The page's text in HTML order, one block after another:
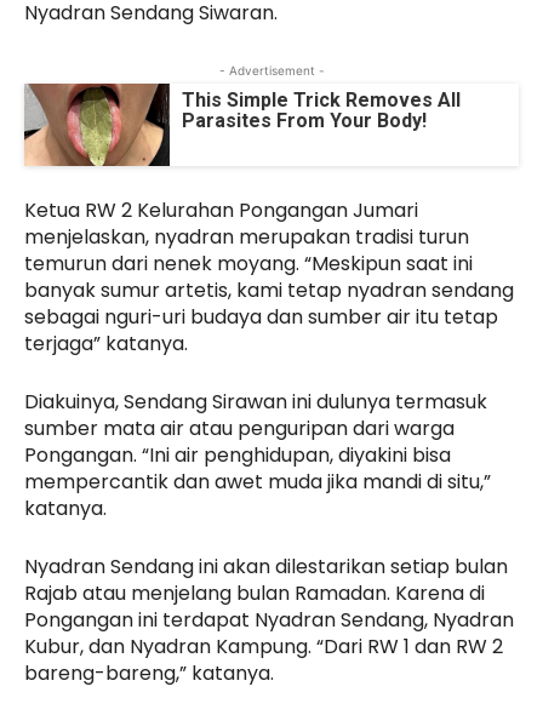
Nyadran Sendang Siwaran.
- Advertisement -
This Simple Trick Removes All
Parasites From Your Body!
Ketua RW 2 Kelurahan Pongangan Jumari
menjelaskan, nyadran merupakan tradisi turun
temurun dari nenek moyang. “Meskipun saat ini
banyak sumur artetis, kami tetap nyadran sendang
sebagai nguri-uri budaya dan sumber air itu tetap
terjaga” katanya.
Diakuinya, Sendang Sirawan ini dulunya termasuk
sumber mata air atau penguripan dari warga
Pongangan. “Ini air penghidupan, diyakini bisa
mempercantik dan awet muda jika mandi di situ,”
katanya.
Nyadran Sendang ini akan dilestarikan setiap bulan
Rajab atau menjelang bulan Ramadan. Karena di
Pongangan ini terdapat Nyadran Sendang, Nyadran
Kubur, dan Nyadran Kampung. “Dari RW 1 dan RW 2
bareng-bareng,” katanya.